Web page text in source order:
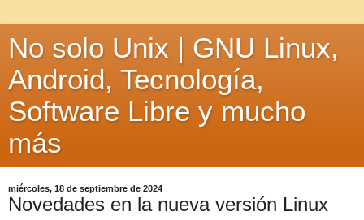
No solo Unix | GNU Linux,
Android, Tecnología,
Software Libre y mucho
más
miércoles, 18 de septiembre de 2024
Novedades en la nueva versión Linux